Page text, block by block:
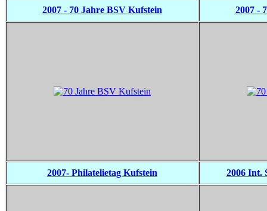
2007 - 70 Jahre BSV Kufstein 2007 -
2007- Philatelietag Kufstein 2006 Int.